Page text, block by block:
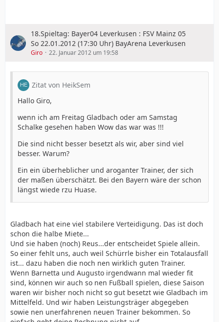
18.Spieltag: Bayer04 Leverkusen : FSV Mainz 05
So 22.01.2012 (17:30 Uhr) BayArena Leverkusen
Giro 22. Januar 2012 um 19:58
Zitat von HeikSem
Hallo Giro,
wenn ich am Freitag Gladbach oder am Samstag
Schalke gesehen haben Wow das war was !!!
Die sind nicht besser besetzt als wir, aber sind viel
besser. Warum?
Ein ein überheblicher und aroganter Trainer, der sich
der maßen überschätzt. Bei den Bayern wäre der schon
längst wiede rzu Huase.
Gladbach hat eine viel stabilere Verteidigung. Das ist doch
schon die halbe Miete...
Und sie haben (noch) Reus...der entscheidet Spiele allein.
So einer fehlt uns, auch weil Schürrle bisher ein Totalausfall
ist... dazu haben die noch nen wirklich guten Trainer.
Wenn Barnetta und Augusto irgendwann mal wieder fit
sind, können wir auch so nen Fußball spielen, diese Saison
waren wir bisher noch nicht so gut besetzt wie Gladbach im
Mittelfeld. Und wir haben Leistungsträger abgegeben
sowie nen unerfahrenen neuen Trainer bekommen. So